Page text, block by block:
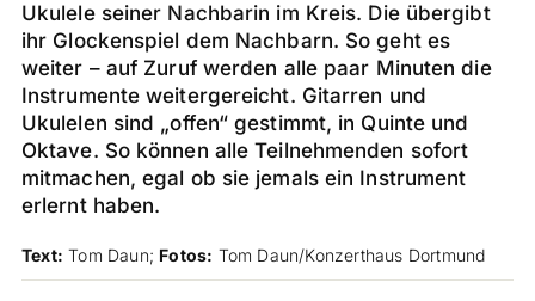
Ukulele seiner Nachbarin im Kreis. Die übergibt
ihr Glockenspiel dem Nachbarn. So geht es
weiter – auf Zuruf werden alle paar Minuten die
Instrumente weitergereicht. Gitarren und
Ukulelen sind „offen“ gestimmt, in Quinte und
Oktave. So können alle Teilnehmenden sofort
mitmachen, egal ob sie jemals ein Instrument
erlernt haben.
Text: Tom Daun; Fotos: Tom Daun/Konzerthaus Dortmund